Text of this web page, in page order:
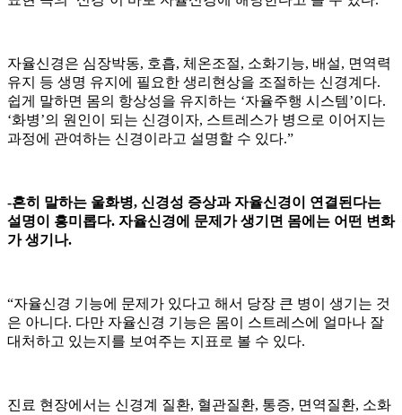
자율신경은 심장박동, 호흡, 체온조절, 소화기능, 배설, 면역력
유지 등 생명 유지에 필요한 생리현상을 조절하는 신경계다.
쉽게 말하면 몸의 항상성을 유지하는 ‘자율주행 시스템’이다.
‘화병’의 원인이 되는 신경이자, 스트레스가 병으로 이어지는
과정에 관여하는 신경이라고 설명할 수 있다.”
-흔히 말하는 울화병, 신경성 증상과 자율신경이 연결된다는
설명이 흥미롭다. 자율신경에 문제가 생기면 몸에는 어떤 변화
가 생기나.
“자율신경 기능에 문제가 있다고 해서 당장 큰 병이 생기는 것
은 아니다. 다만 자율신경 기능은 몸이 스트레스에 얼마나 잘
대처하고 있는지를 보여주는 지표로 볼 수 있다.
진료 현장에서는 신경계 질환, 혈관질환, 통증, 면역질환, 소화